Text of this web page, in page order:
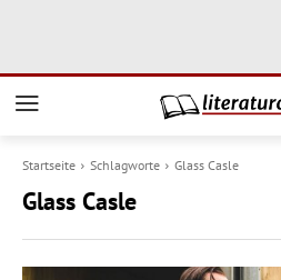
Startseite Schlagworte Glass Casle
Glass Casle